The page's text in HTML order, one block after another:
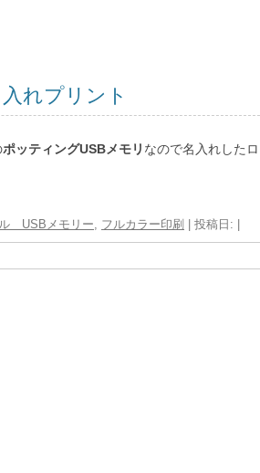
れプリント
ポッティングUSBメモリ なので名入れしたロ
USBメモリー フルカラー印刷 | 投稿日: